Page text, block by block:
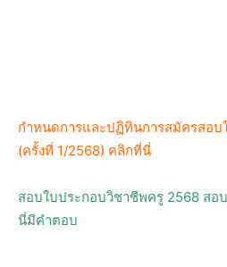
กำหนดการและปฏิทินการสมัครสอ
(ครั้งที่ 1/2568) คลิกที่นี่
สอบใบประกอบวิชาชีพครู 2568 สอ
นี่มีคำตอบ